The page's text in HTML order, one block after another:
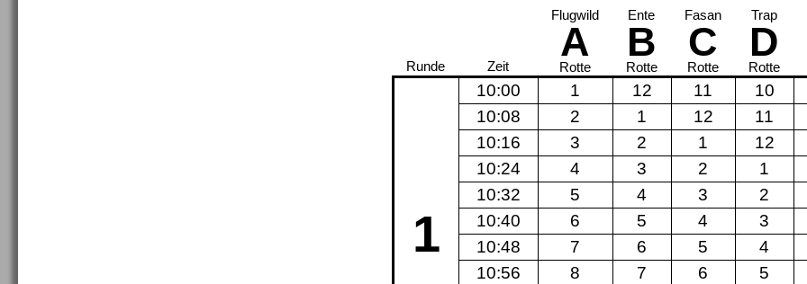
Runde Zeit
Flugwild
A
Rotte
Ente
B
Rotte
Fasan
C
Rotte
Trap
D
Rotte
1
10:00 1 12 11 10
10:08
2 1 12 11
10:16
3 2 1 12
10:24
4 3 2 1
10:32
5 4 3 2
10:40
6 5 4 3
10:48
7 6 5 4
10:56
8 7 6 5